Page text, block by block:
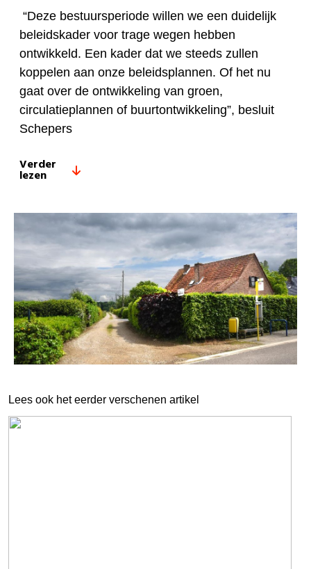
“Deze bestuursperiode willen we een duidelijk
beleidskader voor trage wegen hebben
ontwikkeld. Een kader dat we steeds zullen
koppelen aan onze beleidsplannen. Of het nu
gaat over de ontwikkeling van groen,
circulatieplannen of buurtontwikkeling”, besluit
Schepers
Verder
lezen
Lees ook het eerder verschenen artikel